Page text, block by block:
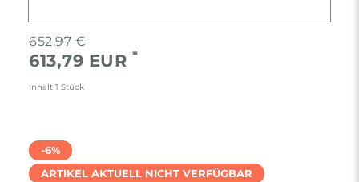
652,97 €
613,79 EUR *
Inhalt 1 Stück
-6%
ARTIKEL AKTUELL NICHT VERFÜGBAR